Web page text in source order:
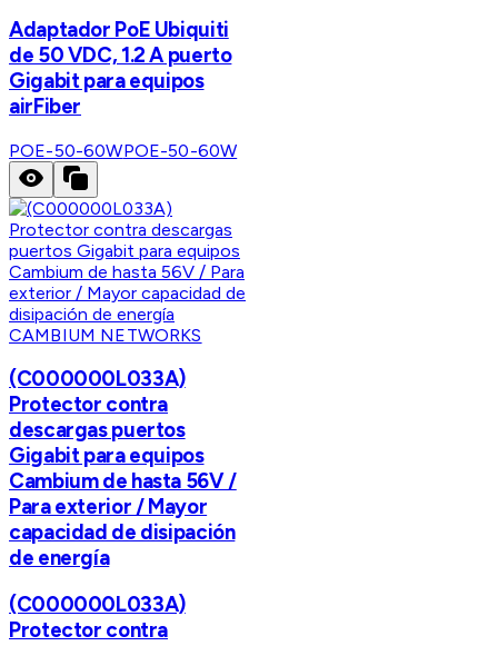
Adaptador PoE Ubiquiti
de 50 VDC, 1.2 A puerto
Gigabit para equipos
airFiber
POE-50-60WPOE-50-60W
CAMBIUM NETWORKS
(C000000L033A)
Protector contra
descargas puertos
Gigabit para equipos
Cambium de hasta 56V /
Para exterior / Mayor
capacidad de disipación
de energía
(C000000L033A)
Protector contra